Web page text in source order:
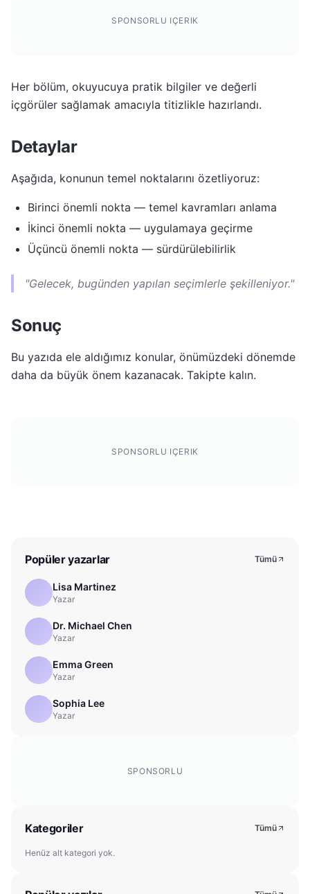
SPONSORLU IÇERIK
Her bölüm, okuyucuya pratik bilgiler ve değerli
içgörüler sağlamak amacıyla titizlikle hazırlandı.
Detaylar
Aşağıda, konunun temel noktalarını özetliyoruz:
Birinci önemli nokta — temel kavramları anlama
İkinci önemli nokta — uygulamaya geçirme
Üçüncü önemli nokta — sürdürülebilirlik
"Gelecek, bugünden yapılan seçimlerle şekilleniyor."
Sonuç
Bu yazıda ele aldığımız konular, önümüzdeki dönemde
daha da büyük önem kazanacak. Takipte kalın.
SPONSORLU IÇERIK
Popüler yazarlar Tümü
Lisa Martinez
Yazar
Dr. Michael Chen
Yazar
Emma Green
Yazar
Sophia Lee
Yazar
SPONSORLU
Kategoriler Tümü
Henüz alt kategori yok.